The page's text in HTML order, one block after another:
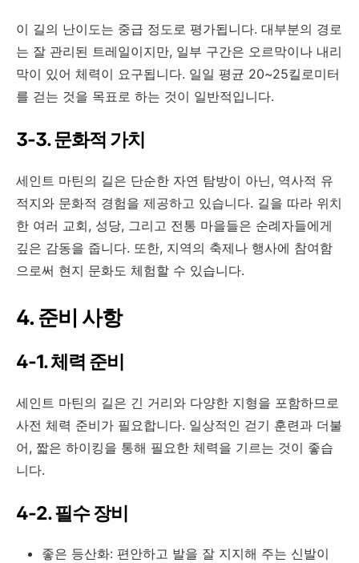
이 길의 난이도는 중급 정도로 평가됩니다. 대부분의 경로
는 잘 관리된 트레일이지만, 일부 구간은 오르막이나 내리
막이 있어 체력이 요구됩니다. 일일 평균 20~25킬로미터
를 걷는 것을 목표로 하는 것이 일반적입니다.
3-3. 문화적 가치
세인트 마틴의 길은 단순한 자연 탐방이 아닌, 역사적 유
적지와 문화적 경험을 제공하고 있습니다. 길을 따라 위치
한 여러 교회, 성당, 그리고 전통 마을들은 순례자들에게
깊은 감동을 줍니다. 또한, 지역의 축제나 행사에 참여함
으로써 현지 문화도 체험할 수 있습니다.
4. 준비 사항
4-1. 체력 준비
세인트 마틴의 길은 긴 거리와 다양한 지형을 포함하므로
사전 체력 준비가 필요합니다. 일상적인 걷기 훈련과 더불
어, 짧은 하이킹을 통해 필요한 체력을 기르는 것이 좋습
니다.
4-2. 필수 장비
좋은 등산화: 편안하고 발을 잘 지지해 주는 신발이